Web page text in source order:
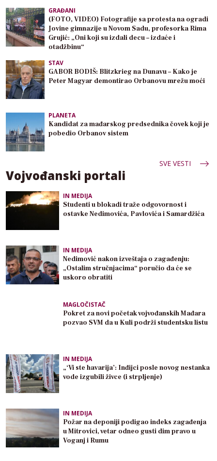
GRAĐANI
(FOTO, VIDEO) Fotografije sa protesta na ogradi
Jovine gimnazije u Novom Sadu, profesorka Rima
Grujić: „Oni koji su izdali decu – izdaće i
otadžbinu“
STAV
GABOR BODIŠ: Blitzkrieg na Dunavu – Kako je
Peter Magyar demontirao Orbanovu mrežu moći
PLANETA
Kandidat za mađarskog predsednika čovek koji je
pobedio Orbanov sistem
SVE VESTI
Vojvođanski portali
IN MEDIJA
Studenti u blokadi traže odgovornost i
ostavke Nedimovića, Pavlovića i Samardžića
IN MEDIJA
Nedimović nakon izveštaja o zagađenju:
„Ostalim stručnjacima“ poručio da će se
uskoro obratiti
MAGLOČISTAČ
Pokret za novi početak vojvođanskih Mađara
pozvao SVM da u Kuli podrži studentsku listu
IN MEDIJA
„‘Vi ste havarija’: Inđijci posle novog nestanka
vode izgubili živce (i strpljenje)
IN MEDIJA
Požar na deponiji podigao indeks zagađenja
u Mitrovici, vetar odneo gusti dim pravo u
Voganj i Rumu